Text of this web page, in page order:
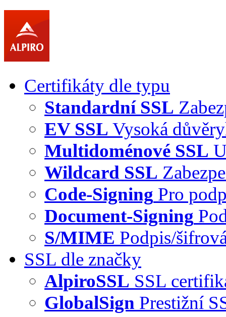
Certifikáty dle typu
Standardní SSL
EV SSL Vysoká
Multidoménové SSL
Wildcard SSL
Code-Signing Pro
Document-Signing
S/MIME Podpis/
SSL dle značky
AlpiroSSL SSL
GlobalSign Prestižní